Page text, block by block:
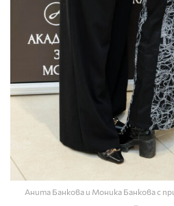
Анита Банкова и Моника Банкова с